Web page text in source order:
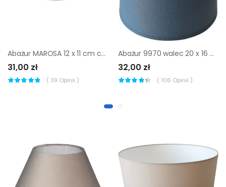
Abażur MAROSA 12 x 11 cm czarno-złoty ART ABAŻUR
31,00 zł
( 39 Opinii )
Abażur 9970 walec 20 x 16 cm tkanina niebieski E27 TK LIGHTING
32,00 zł
( 106 Opinii )